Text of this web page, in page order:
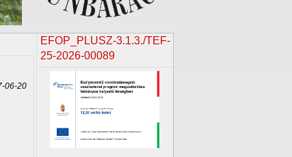
06-20
EFOP_PLUSZ-3.1.3./TEF-
25-2026-00089